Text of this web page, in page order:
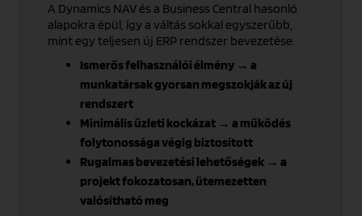
A Dynamics NAV és a Business Central hasonló
alapokra épül, így a váltás sokkal egyszerűbb,
mint egy teljesen új ERP rendszer bevezetése.
Ismerős felhasználói élmény → a
munkatársak gyorsan megszokják az új
rendszert
Minimális üzleti kockázat → a működés
folytonossága végig biztosított
Rugalmas bevezetési lehetőségek → a
projekt fokozatosan, ütemezetten
valósítható meg